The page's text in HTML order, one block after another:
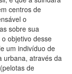
centros de
o
sobre sua
objetivo desse
um indivíduo de
urbana, através da
de